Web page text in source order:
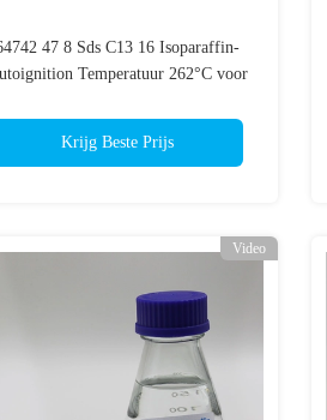
47 8 Sds C13 16 Isoparaffin-
Temperatuur 262°C voor
Krijg Beste Prijs
Video